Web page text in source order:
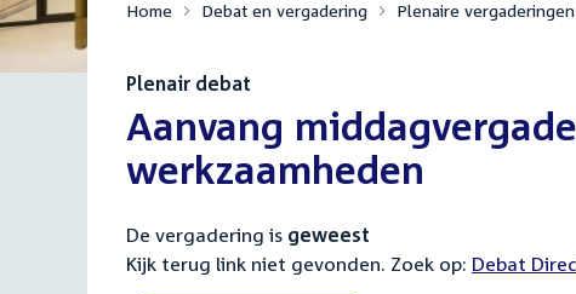
Home Debat en vergadering Plenaire vergaderingen
Plenair debat
Aanvang
werkzaamheden
De vergadering is geweest
Kijk terug link niet gevonden. Zoek op: External
Debat